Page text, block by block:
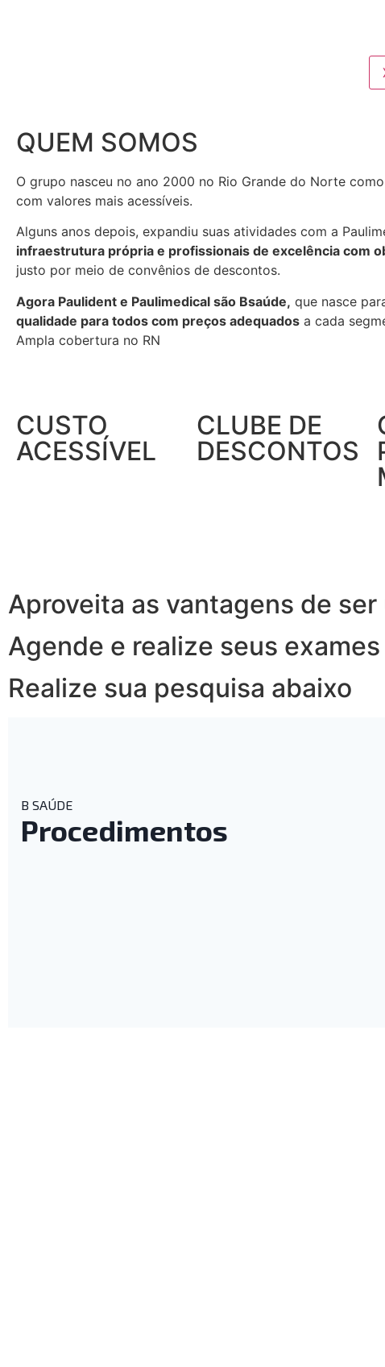
QUEM SOMOS
O grupo nasceu no ano 2000 no Rio Grande do Norte
com valores mais acessíveis.
Alguns anos depois, expandiu suas atividades com a
infraestrutura própria e profissionais de excelência com
justo por meio de convênios de descontos.
Agora Paulident e Paulimedical são Bsaúde, que nasce
qualidade para todos com preços adequados a cada
Ampla cobertura no RN
CUSTO
ACESSÍVEL
CLUBE DE
DESCONTOS
Aproveita as vantagens de
Agende e realize seus
Realize sua pesquisa abaixo